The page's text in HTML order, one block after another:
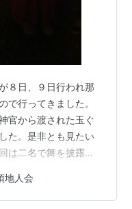
８日、９日行われ那
で行ってきました。
官から渡された玉ぐ
た。是非とも見たい
は二名で舞を披露し
夕方６時から始まり
た。儀式が終わり神
地人会